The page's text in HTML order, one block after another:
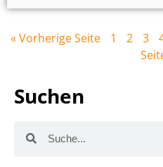
« Vorherige Seite 1 2 3
Suchen